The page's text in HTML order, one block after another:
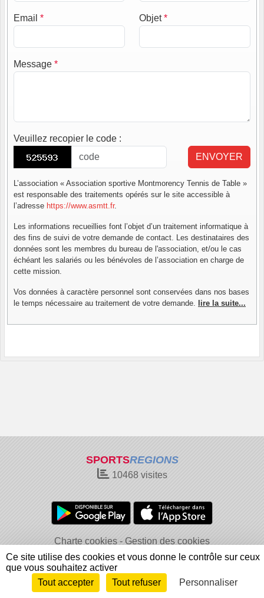
Email * Objet*
Message *
Veuillez recopier le code :
ENVOYER
L’association « Association sportive Montmorency Tennis de Table »
est responsable des traitements opérés sur le site accessible à
l’adresse https://www.asmtt.fr.
Les informations recueillies font l’objet d’un traitement informatique à
des fins de suivi de votre demande de contact. Les destinataires des
données sont les membres du bureau de l'association, et/ou le cas
échéant les salariés ou les bénévoles de l’association en charge de
cette mission.
Vos données à caractère personnel sont conservées dans nos bases
le temps nécessaire au traitement de votre demande. lire la suite...
SPORTSREGIONS
10468visites
Charte cookies
Gestion des cookies
Informations légales
Signaler un contenu inapproprié
Envie de participer ? Connexion
Ce site utilise des cookies et vous donne le contrôle sur ceux
que vous souhaitez activer
Tout accepter
Tout refuser Personnaliser